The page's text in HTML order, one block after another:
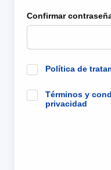
Confirmar
Política de
Términos y
privacidad